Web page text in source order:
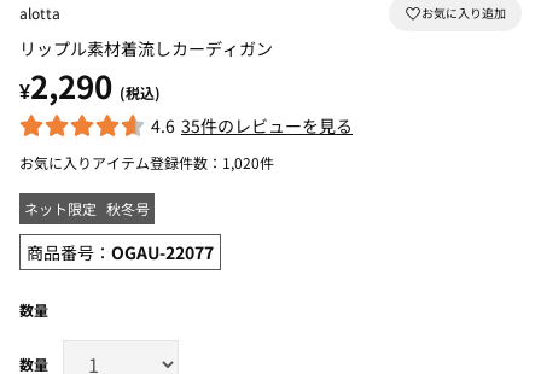
alotta
リップル素材着流しカーディガン
¥2,290 (税込)
4.6 35件のレビューを見る
お気に入りアイテム登録件数： 1,020件
ネット限定 秋冬号
商品番号： OGAU-22077
数量